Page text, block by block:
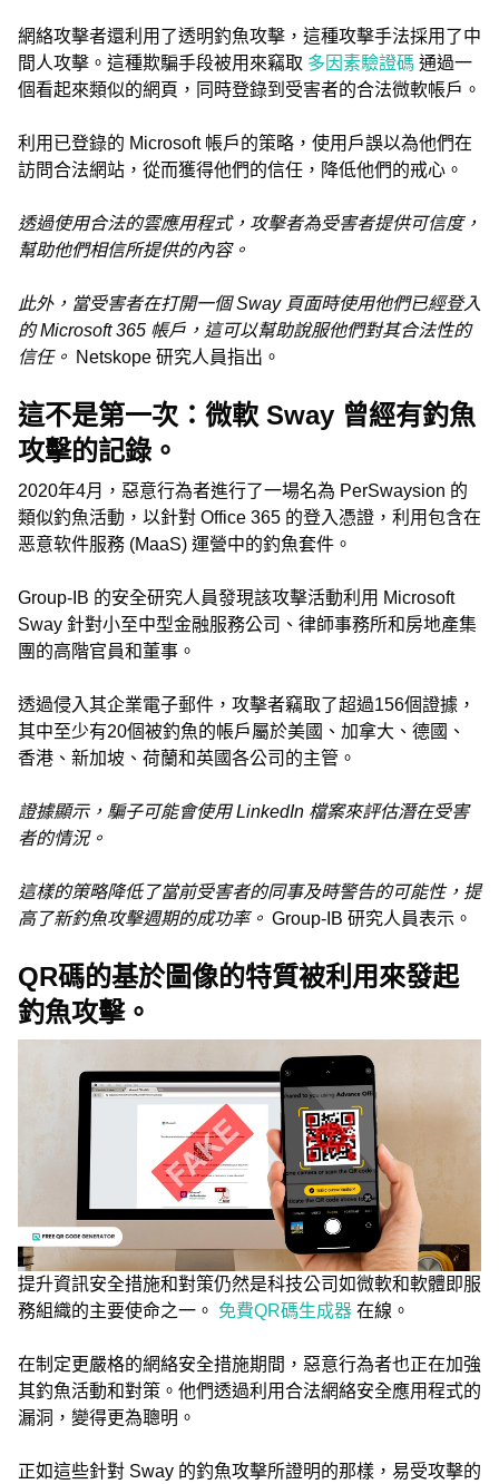
網絡攻擊者還利用了透明釣魚攻擊，這種攻擊手法採用了中
間人攻擊。這種欺騙手段被用來竊取 多因素驗證碼 通過一
個看起來類似的網頁，同時登錄到受害者的合法微軟帳戶。
利用已登錄的 Microsoft 帳戶的策略，使用戶誤以為他們在
訪問合法網站，從而獲得他們的信任，降低他們的戒心。
透過使用合法的雲應用程式，攻擊者為受害者提供可信度，
幫助他們相信所提供的內容。
此外，當受害者在打開一個 Sway 頁面時使用他們已經登入
的 Microsoft 365 帳戶，這可以幫助說服他們對其合法性的
信任。 Netskope 研究人員指出。
這不是第一次：微軟 Sway 曾經有釣魚
攻擊的記錄。
2020年4月，惡意行為者進行了一場名為 PerSwaysion 的
類似釣魚活動，以針對 Office 365 的登入憑證，利用包含在
恶意软件服務 (MaaS) 運營中的釣魚套件。
Group-IB 的安全研究人員發現該攻擊活動利用 Microsoft
Sway 針對小至中型金融服務公司、律師事務所和房地產集
團的高階官員和董事。
透過侵入其企業電子郵件，攻擊者竊取了超過156個證據，
其中至少有20個被釣魚的帳戶屬於美國、加拿大、德國、
香港、新加坡、荷蘭和英國各公司的主管。
證據顯示，騙子可能會使用 LinkedIn 檔案來評估潛在受害
者的情況。
這樣的策略降低了當前受害者的同事及時警告的可能性，提
高了新釣魚攻擊週期的成功率。 Group-IB 研究人員表示。
QR碼的基於圖像的特質被利用來發起
釣魚攻擊。
提升資訊安全措施和對策仍然是科技公司如微軟和軟體即服
務組織的主要使命之一。 免費QR碼生成器 在線。
在制定更嚴格的網絡安全措施期間，惡意行為者也正在加強
其釣魚活動和對策。他們透過利用合法網絡安全應用程式的
漏洞，變得更為聰明。
正如這些針對 Sway 的釣魚攻擊所證明的那樣，易受攻擊的